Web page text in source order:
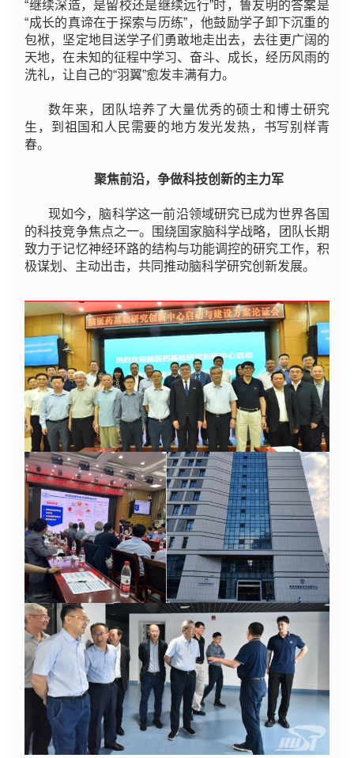
“继续深造，是留校还是继续远行”时，鲁友明的答案是
“成长的真谛在于探索与历练”，他鼓励学子卸下沉重的
包袱，坚定地目送学子们勇敢地走出去，去往更广阔的
天地，在未知的征程中学习、奋斗、成长，经历风雨的
洗礼，让自己的“羽翼”愈发丰满有力。
数年来，团队培养了大量优秀的硕士和博士研究
生，到祖国和人民需要的地方发光发热，书写别样青
春。
聚焦前沿，争做科技创新的主力军
现如今，脑科学这一前沿领域研究已成为世界各国
的科技竞争焦点之一。围绕国家脑科学战略，团队长期
致力于记忆神经环路的结构与功能调控的研究工作，积
极谋划、主动出击，共同推动脑科学研究创新发展。